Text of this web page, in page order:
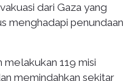
dari Gaza yang
menghadapi penundaan
119 misi
memindahkan sekitar